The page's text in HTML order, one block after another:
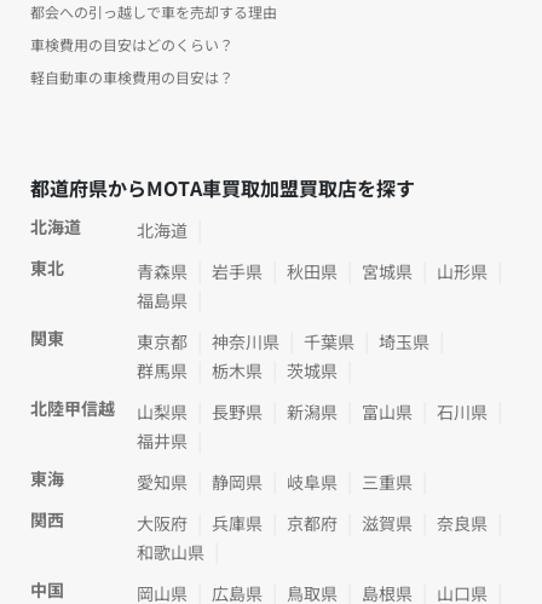
都会への引っ越しで車を売却する理由
車検費用の目安はどのくらい？
軽自動車の車検費用の目安は？
都道府県からMOTA車買取加盟買取店を探す
北海道
北海道
東北
青森県 岩手県 秋田県 宮城県
山形県
福島県
関東
東京都 神奈川県 千葉県
埼玉県
群馬県
栃木県
茨城県
北陸甲信越
山梨県 長野県 新潟県 富山県
石川県
福井県
東海
愛知県 静岡県 岐阜県
三重県
関西
大阪府 兵庫県 京都府 滋賀県
奈良県
和歌山県
中国
岡山県 広島県 鳥取県 島根県 山口県